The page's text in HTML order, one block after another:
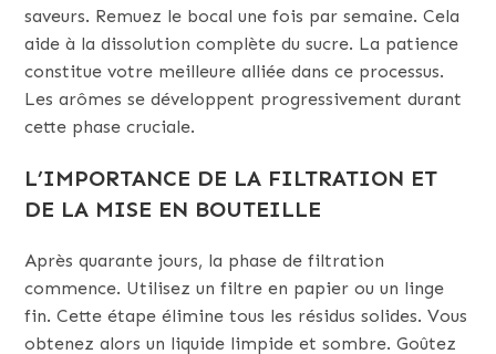
saveurs. Remuez le bocal une fois par semaine. Cela
aide à la dissolution complète du sucre. La patience
constitue votre meilleure alliée dans ce processus.
Les arômes se développent progressivement durant
cette phase cruciale.
L’IMPORTANCE DE LA FILTRATION ET
DE LA MISE EN BOUTEILLE
Après quarante jours, la phase de filtration
commence. Utilisez un filtre en papier ou un linge
fin. Cette étape élimine tous les résidus solides. Vous
obtenez alors un liquide limpide et sombre. Goûtez